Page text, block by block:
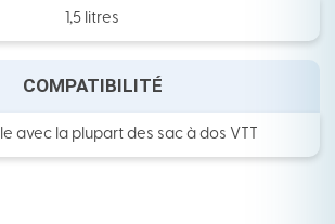
1,5 litres
COMPATIBILITÉ
avec la plupart des sac à dos VTT